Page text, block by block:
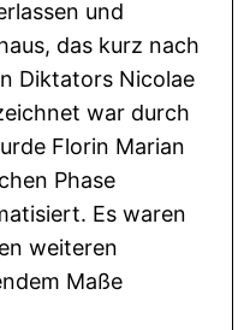
und
das kurz nach
Diktators Nicolae
war durch
Florin Marian
Phase
Es waren
weiteren
Maße